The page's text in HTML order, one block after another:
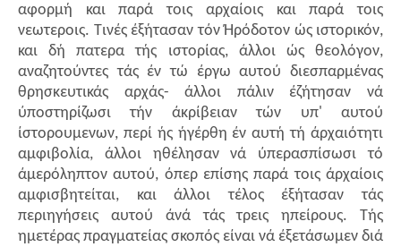
αφορμή και παρά τοις αρχαίοις και παρά τοις
νεωτεροις. Τινές έξήτασαν τόν Ήρόδοτον ώς ιστορικόν,
και δή πατερα τής ιστορίας, άλλοι ώς θεολόγον,
αναζητούντες τάς έν τώ έργω αυτού διεσπαρμένας
θρησκευτικάς αρχάς- άλλοι πάλιν έζήτησαν νά
ύποστηρίζωσι τήν άκρίβειαν τών υπ' αυτού
ίστορουμενων, περί ής ήγέρθη έν αυτή τή άρχαιότητι
αμφιβολία, άλλοι ηθέλησαν νά ύπερασπίσωσι τό
άμερόληπτον αυτού, όπερ επίσης παρά τοις άρχαίοις
αμφισβητείται, και άλλοι τέλος έξήτασαν τάς
περιηγήσεις αυτού άνά τάς τρεις ηπείρους. Τής
ημετέρας πραγματείας σκοπός είναι νά έξετάσωμεν διά